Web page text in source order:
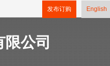
发布订购 English
公司